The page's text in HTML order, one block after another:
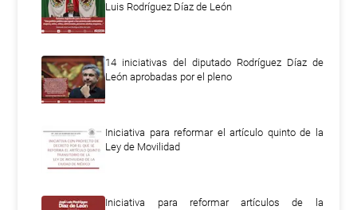
Luis Rodríguez Díaz de León
14 iniciativas del diputado Rodríguez Díaz de
León aprobadas por el pleno
Iniciativa para reformar el artículo quinto de la
Ley de Movilidad
Iniciativa para reformar artículos de la